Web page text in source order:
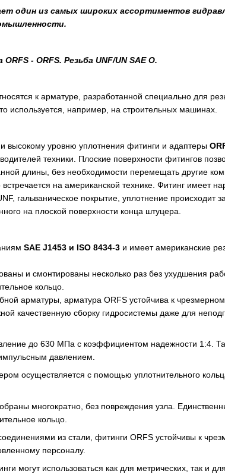
один из самых широких ассортиментов
- ORFS. Резьба UNF/UN SAE O.
к арматуре, разработанной специально для
используется, например, на строительных машинах.
высокому уровню уплотнения фитинги и адаптеры
техники. Плоские поверхности фитингов
длины, без необходимости перемещать другие
на американской технике. Фитинг имеет
гальваническое покрытие, уплотнение происходит
на плоской поверхности конца штуцера.
SAE J1453 и ISO 8434-3 и имеет американские
и смонтированы несколько раз без ухудшения
кольцо.
арматуры, арматура ORFS устойчива к
качественную сборку гидросистемы даже для
до 630 МПа с коэффициентом надежности 1:4.
давлением.
осуществляется с помощью уплотнительного
многократно, без повреждения узла.
кольцо.
из стали, фитинги ORFS устойчивы к
персоналу.
могут использоваться как для метрических, так и